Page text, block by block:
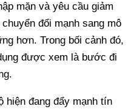
mặn và yêu cầu giảm
đổi mạnh sang mô
hơn. Trong bối cảnh đó,
được xem là bước đi
hiện đang đẩy mạnh tín